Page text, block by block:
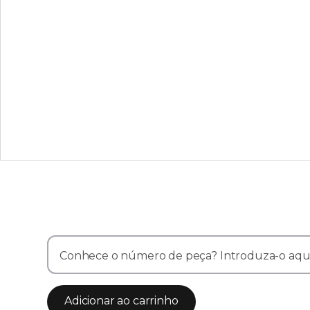
Conhece o número de peça? Introduza-o
Adicionar ao carrinho